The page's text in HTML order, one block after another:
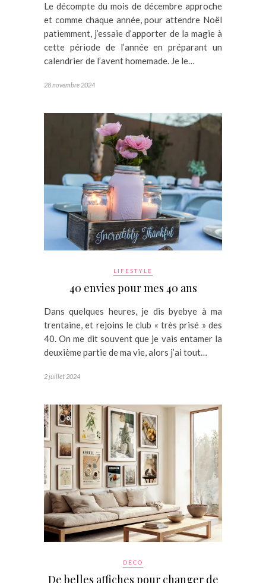
Le décompte du mois de décembre approche
et comme chaque année, pour attendre Noël
patiemment, j’essaie d’apporter de la magie à
cette période de l’année en préparant un
calendrier de l’avent homemade. Je le…
28 novembre 2024
LIFESTYLE
40 envies pour mes 40 ans
Dans quelques heures, je dis byebye à ma
trentaine, et rejoins le club « très prisé » des
40. On me dit souvent que je vais entamer la
deuxième partie de ma vie, alors j’ai tout…
2 juillet 2024
DECO
De belles affiches pour changer de